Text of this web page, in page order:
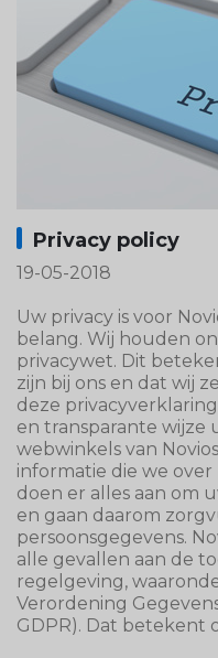
Privacy policy
19-05-2018
Uw privacy is voor
belang. Wij houden
privacywet. Dit
zijn bij ons en dat wij
deze
en transparante wijze
webwinkels van
informatie die we
doen er alles aan om
en gaan daarom
persoonsgegevens.
alle gevallen aan de
regelgeving,
Verordening
GDPR). Dat betekent